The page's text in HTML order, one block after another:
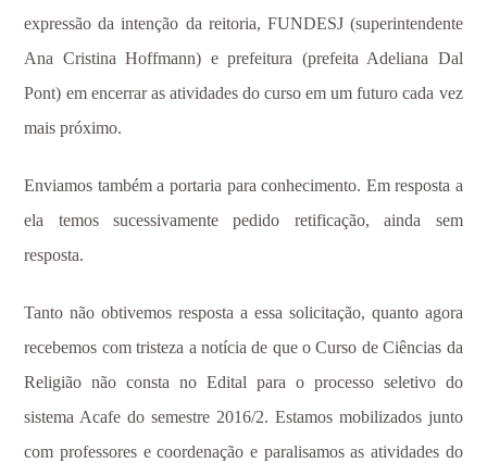
expressão da intenção da reitoria, FUNDESJ (superintendente
Ana Cristina Hoffmann) e prefeitura (prefeita Adeliana Dal
Pont) em encerrar as atividades do curso em um futuro cada vez
mais próximo.
Enviamos também a portaria para conhecimento. Em resposta a
ela temos sucessivamente pedido retificação, ainda sem
resposta.
Tanto não obtivemos resposta a essa solicitação, quanto agora
recebemos com tristeza a notícia de que o Curso de Ciências da
Religião não consta no Edital para o processo seletivo do
sistema Acafe do semestre 2016/2. Estamos mobilizados junto
com professores e coordenação e paralisamos as atividades do